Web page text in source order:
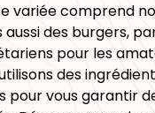
variée comprend
aussi des burgers,
pour les
des
pour vous garantir